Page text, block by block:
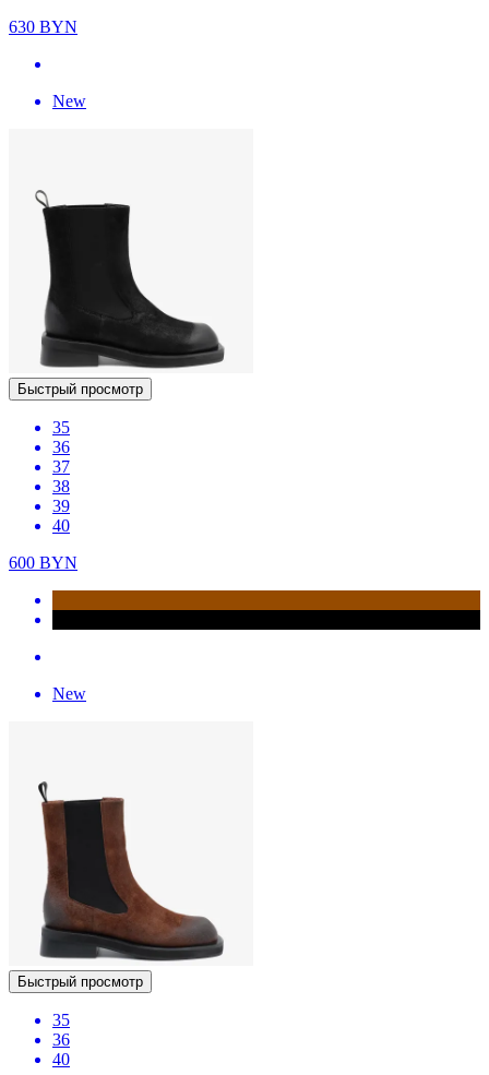
630 BYN
New
Быстрый просмотр
35
36
37
38
39
40
600 BYN
New
Быстрый просмотр
35
36
40